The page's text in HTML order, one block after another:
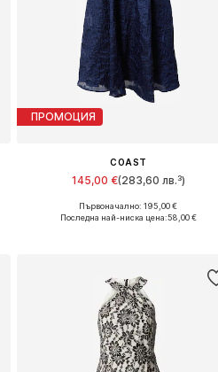
ПРОМОЦИЯ
COAST
145,00 €(283,60 лв.³)
Налични размери: 34, 36, 38
Първоначално: 195,00 €
Последна най-ниска цена:58,00 €